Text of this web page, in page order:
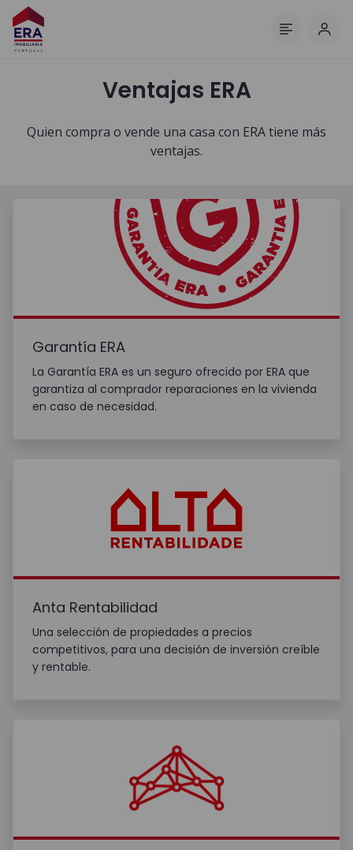
Ventajas ERA
Quien compra o vende una casa con ERA tiene más
ventajas.
Garantía ERA
La Garantía ERA es un seguro ofrecido por ERA que
garantiza al comprador reparaciones en la vivienda
en caso de necesidad.
Anta Rentabilidad
Una selección de propiedades a precios
competitivos, para una decisión de inversión creíble
y rentable.